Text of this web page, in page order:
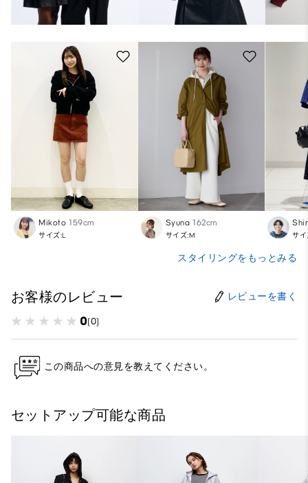
Mikoto 159cm
サイズ:L
Syuna 162cm
サイズ:M サ
スタイリングをもっとみる
お客様のレビュー レビューを書く
0(0)
この商品への意見を教えてください。
セットアップ可能な商品